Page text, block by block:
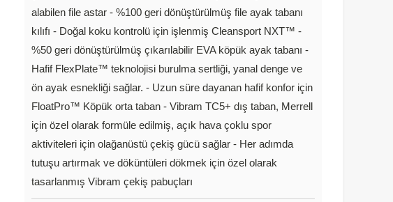
alabilen file astar - %100 geri dönüştürülmüş file ayak tabanı
kılıfı - Doğal koku kontrolü için işlenmiş Cleansport NXT™ -
%50 geri dönüştürülmüş çıkarılabilir EVA köpük ayak tabanı -
Hafif FlexPlate™ teknolojisi burulma sertliği, yanal denge ve
ön ayak esnekliği sağlar. - Uzun süre dayanan hafif konfor için
FloatPro™ Köpük orta taban - Vibram TC5+ dış taban, Merrell
için özel olarak formüle edilmiş, açık hava çoklu spor
aktiviteleri için olağanüstü çekiş gücü sağlar - Her adımda
tutuşu artırmak ve döküntüleri dökmek için özel olarak
tasarlanmış Vibram çekiş pabuçları